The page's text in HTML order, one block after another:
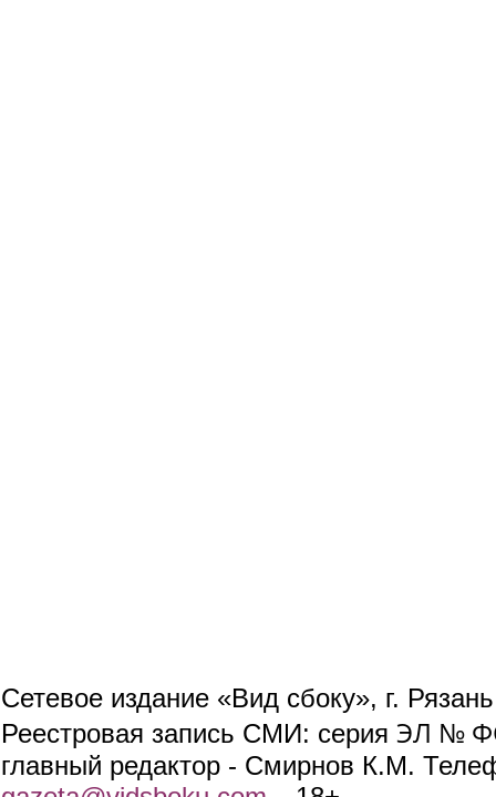
Сетевое издание «Вид сбоку», г.
Реестровая запись СМИ: серия ЭЛ №
главный редактор - Смирнов К.М.
(link sends e-mail)